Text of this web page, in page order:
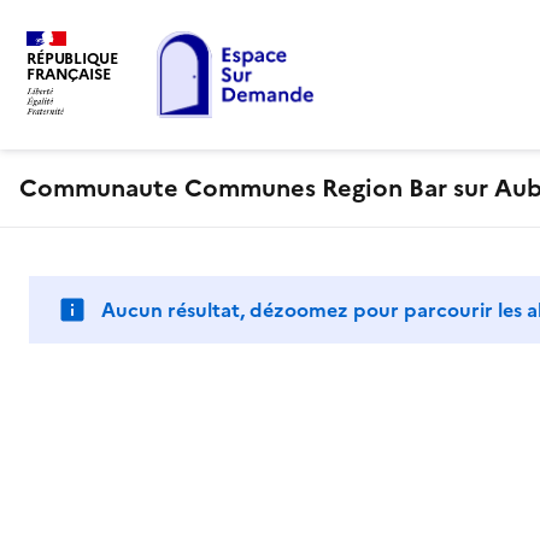
RÉPUBLIQUE
FRANÇAISE
Communaute Communes Region Bar sur
Aucun résultat, dézoomez pour parcourir les